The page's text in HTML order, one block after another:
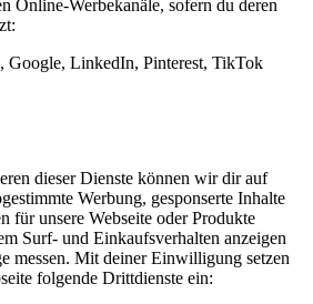
Online-Werbekanäle, sofern du deren
Google, LinkedIn, Pinterest, TikTok
dieser Dienste können wir dir auf
Werbung, gesponserte Inhalte
für unsere Webseite oder Produkte
Surf- und Einkaufsverhalten anzeigen
messen. Mit deiner Einwilligung setzen
folgende Drittdienste ein: